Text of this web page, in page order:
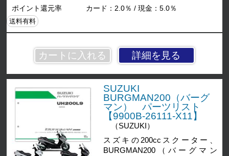
詳細を見る
ポイント還元率
カード：2.0％ / 現金：5.0％
送料有料
SUZUKI
BURGMAN200（バーグ
マン） パーツリスト
【9900B-26111-X11】
（SUZUKI）
スズキの200ccスクーター、
BURGMAN200（バーグマン